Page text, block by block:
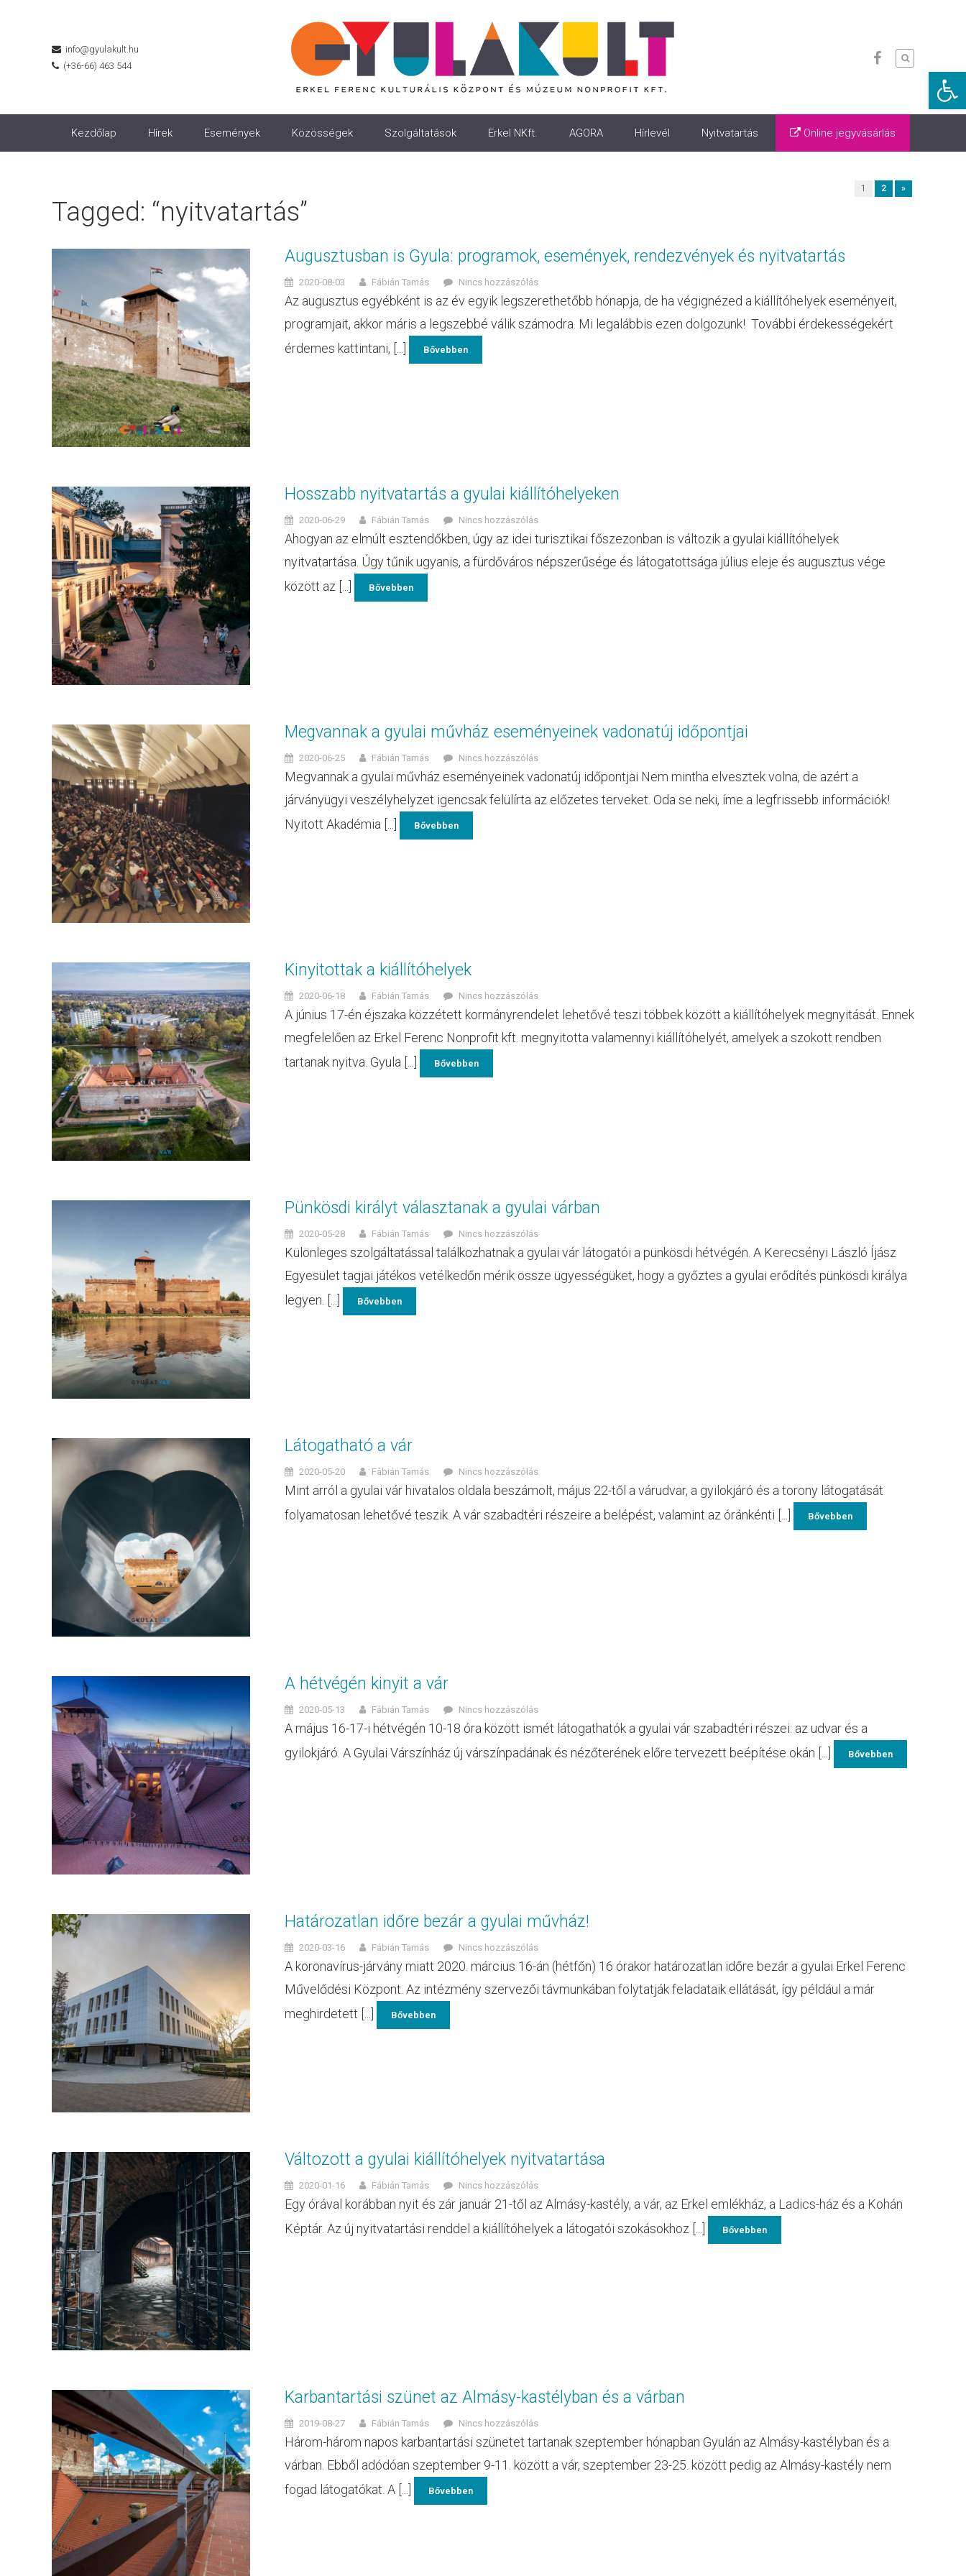
info@gyulakult.hu
(+36-66) 463 544
Kezdőlap Hírek Események Közösségek Szolgáltatások Erkel NKft. AGORA Hírlevél Nyitvatartás Online jegyvásárlás
1 2 »
Tagged: “nyitvatartás”
Augusztusban is Gyula: programok, események, rendezvények és nyitvatartás
2020-08-03 Fábián Tamás Nincs hozzászólás
Az augusztus egyébként is az év egyik legszerethetőbb hónapja, de ha végignézed a kiállítóhelyek eseményeit,
programjait, akkor máris a legszebbé válik számodra. Mi legalábbis ezen dolgozunk! További érdekességekért
érdemes kattintani, [...]
Bővebben
Hosszabb nyitvatartás a gyulai kiállítóhelyeken
2020-06-29 Fábián Tamás Nincs hozzászólás
Ahogyan az elmúlt esztendőkben, úgy az idei turisztikai főszezonban is változik a gyulai kiállítóhelyek
nyitvatartása. Úgy tűnik ugyanis, a fürdőváros népszerűsége és látogatottsága július eleje és augusztus vége
között az [...]
Bővebben
Megvannak a gyulai művház eseményeinek vadonatúj időpontjai
2020-06-25 Fábián Tamás Nincs hozzászólás
Megvannak a gyulai művház eseményeinek vadonatúj időpontjai Nem mintha elvesztek volna, de azért a
járványügyi veszélyhelyzet igencsak felülírta az előzetes terveket. Oda se neki, íme a legfrissebb információk!
Nyitott Akadémia [...]
Bővebben
Kinyitottak a kiállítóhelyek
2020-06-18 Fábián Tamás Nincs hozzászólás
A június 17-én éjszaka közzétett kormányrendelet lehetővé teszi többek között a kiállítóhelyek megnyitását. Ennek
megfelelően az Erkel Ferenc Nonprofit kft. megnyitotta valamennyi kiállítóhelyét, amelyek a szokott rendben
tartanak nyitva. Gyula [...]
Bővebben
Pünkösdi királyt választanak a gyulai várban
2020-05-28 Fábián Tamás Nincs hozzászólás
Különleges szolgáltatással találkozhatnak a gyulai vár látogatói a pünkösdi hétvégén. A Kerecsényi László Íjász
Egyesület tagjai játékos vetélkedőn mérik össze ügyességüket, hogy a győztes a gyulai erődítés pünkösdi királya
legyen. [...]
Bővebben
Látogatható a vár
2020-05-20 Fábián Tamás Nincs hozzászólás
Mint arról a gyulai vár hivatalos oldala beszámolt, május 22-től a várudvar, a gyilokjáró és a torony látogatását
folyamatosan lehetővé teszik. A vár szabadtéri részeire a belépést, valamint az óránkénti [...]
Bővebben
A hétvégén kinyit a vár
2020-05-13 Fábián Tamás Nincs hozzászólás
A május 16-17-i hétvégén 10-18 óra között ismét látogathatók a gyulai vár szabadtéri részei: az udvar és a
gyilokjáró. A Gyulai Várszínház új várszínpadának és nézőterének előre tervezett beépítése okán [...]
Bővebben
Határozatlan időre bezár a gyulai művház!
2020-03-16 Fábián Tamás Nincs hozzászólás
A koronavírus-járvány miatt 2020. március 16-án (hétfőn) 16 órakor határozatlan időre bezár a gyulai Erkel Ferenc
Művelődési Központ. Az intézmény szervezői távmunkában folytatják feladataik ellátását, így például a már
meghirdetett [...]
Bővebben
Változott a gyulai kiállítóhelyek nyitvatartása
2020-01-16 Fábián Tamás Nincs hozzászólás
Egy órával korábban nyit és zár január 21-től az Almásy-kastély, a vár, az Erkel emlékház, a Ladics-ház és a Kohán
Képtár. Az új nyitvatartási renddel a kiállítóhelyek a látogatói szokásokhoz [...]
Bővebben
Karbantartási szünet az Almásy-kastélyban és a várban
2019-08-27 Fábián Tamás Nincs hozzászólás
Három-három napos karbantartási szünetet tartanak szeptember hónapban Gyulán az Almásy-kastélyban és a
várban. Ebből adódóan szeptember 9-11. között a vár, szeptember 23-25. között pedig az Almásy-kastély nem
fogad látogatókat. A [...]
Bővebben